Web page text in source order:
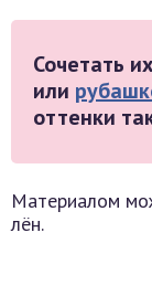
Сочетать
или
оттенки
Материалом
лён.